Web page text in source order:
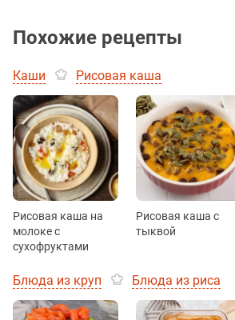
Похожие рецепты
Каши Рисовая каша
Рисовая каша на
молоке с
сухофруктами
Рисовая каша с
тыквой
Блюда из круп Блюда из риса